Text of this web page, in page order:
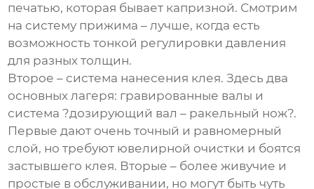
печатью, которая бывает капризной. Смотрим
на систему прижима – лучше, когда есть
возможность тонкой регулировки давления
для разных толщин.
Второе – система нанесения клея. Здесь два
основных лагеря: гравированные валы и
система ?дозирующий вал – ракельный нож?.
Первые дают очень точный и равномерный
слой, но требуют ювелирной очистки и боятся
застывшего клея. Вторые – более живучие и
простые в обслуживании, но могут быть чуть